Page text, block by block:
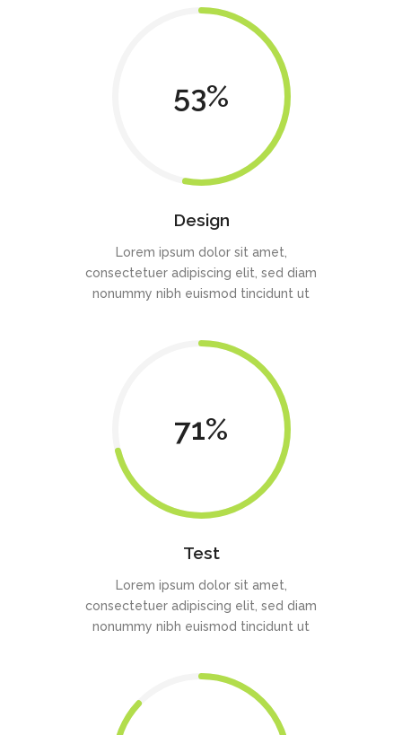
53
Design
Lorem ipsum dolor sit amet,
consectetuer adipiscing elit, sed diam
nonummy nibh euismod tincidunt ut
71
Test
Lorem ipsum dolor sit amet,
consectetuer adipiscing elit, sed diam
nonummy nibh euismod tincidunt ut